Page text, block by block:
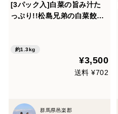
[3パック入]白菜の旨み汁た
っぷり!!松島兄弟の白菜餃子
約1.3kg
¥3,500
送料 ¥702
群馬県邑楽郡